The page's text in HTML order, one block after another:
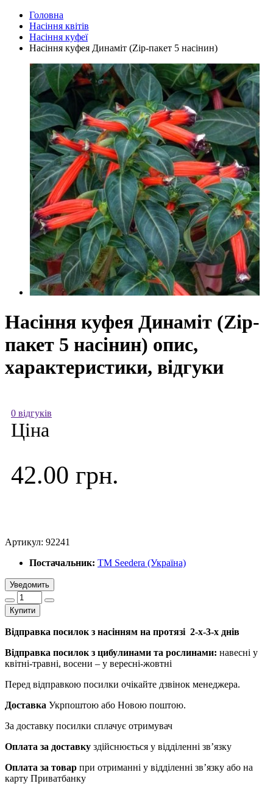
Головна
Насіння квітів
Насіння куфеї
Насіння куфея Динаміт (Zip-пакет 5 насінин)
Насіння куфея Динаміт (Zip-
пакет 5 насінин) опис,
характеристики, відгуки
0 відгуків
Ціна
42.00 грн.
Артикул: 92241
Постачальник: ТМ Seedera (Україна)
Уведомить
Купити
Відправка посилок з насінням на протязі 2-х-3-х днів
Відправка посилок з цибулинами та рослинами: навесні у
квітні-травні, восени – у вересні-жовтні
Перед відправкою посилки очікайте дзвінок менеджера.
Доставка Укрпоштою або Новою поштою.
За доставку посилки сплачує отримувач
Оплата за доставку здійснюється у відділенні зв’язку
Оплата за товар при отриманні у відділенні зв’язку або на
карту Приватбанку